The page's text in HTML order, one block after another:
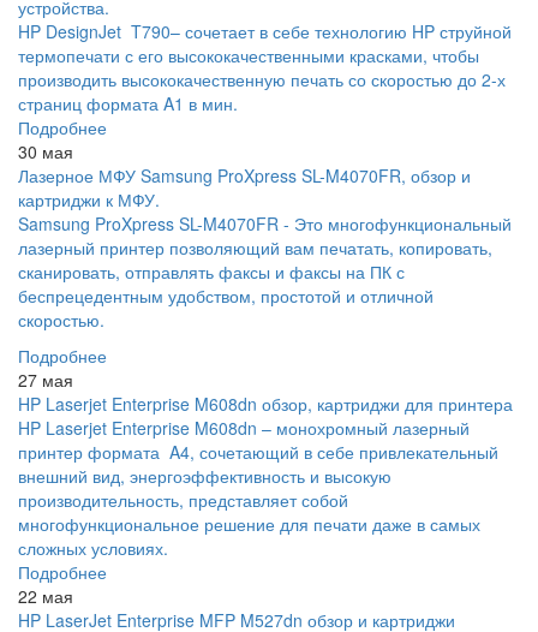
устройства.
HP DesignJet T790– сочетает в себе технологию HP струйной
термопечати с его высококачественными красками, чтобы
производить высококачественную печать со скоростью до 2-х
страниц формата A1 в мин.
Подробнее
30 мая
Лазерное МФУ Samsung ProXpress SL-M4070FR, обзор и
картриджи к МФУ.
Samsung ProXpress SL-M4070FR - Это многофункциональный
лазерный принтер позволяющий вам печатать, копировать,
сканировать, отправлять факсы и факсы на ПК с
беспрецедентным удобством, простотой и отличной
скоростью.
Подробнее
27 мая
HP Laserjet Enterprise M608dn обзор, картриджи для принтера
HP Laserjet Enterprise M608dn – монохромный лазерный
принтер формата A4, сочетающий в себе привлекательный
внешний вид, энергоэффективность и высокую
производительность, представляет собой
многофункциональное решение для печати даже в самых
сложных условиях.
Подробнее
22 мая
HP LaserJet Enterprise MFP M527dn обзор и картриджи